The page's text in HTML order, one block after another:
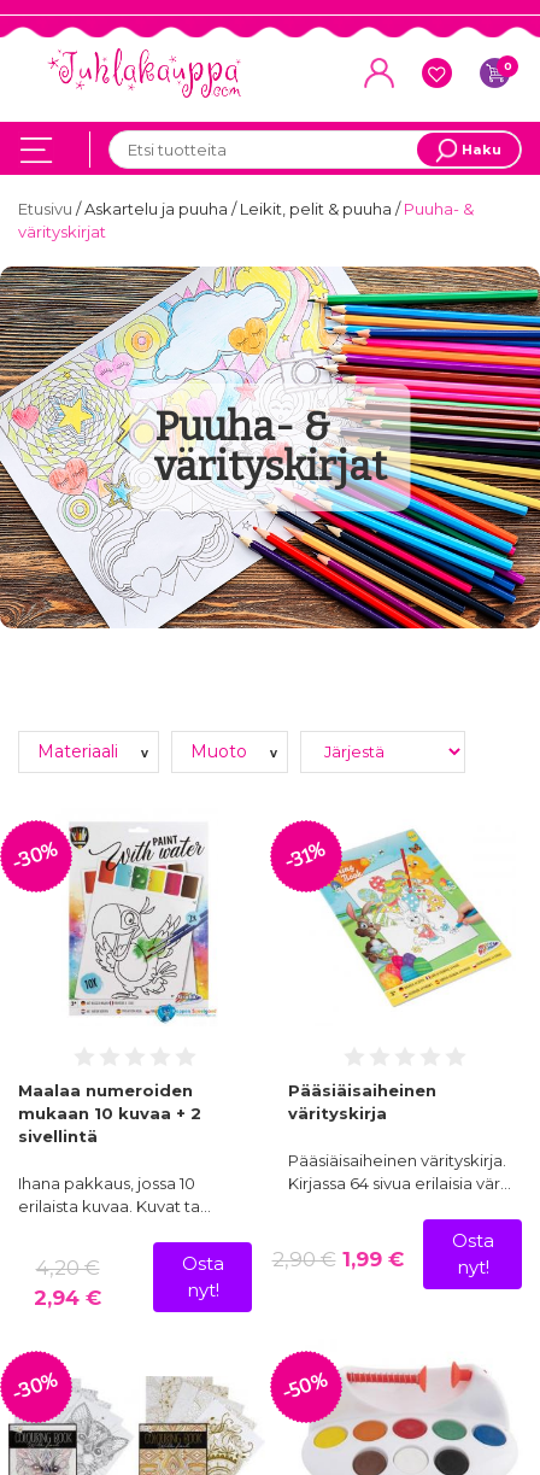
0
Haku
Etusivu /Askartelu ja puuha /Leikit, pelit & puuha /Puuha- &
värityskirjat
Puuha- &
värityskirjat
Materiaali v Muoto v
-30%
Maalaa numeroiden
mukaan 10 kuvaa + 2
sivellintä
Ihana pakkaus, jossa 10
erilaista kuvaa. Kuvat ta…
4,20 €
2,94 €
Osta
nyt!
-31%
Pääsiäisaiheinen
värityskirja
Pääsiäisaiheinen värityskirja.
Kirjassa 64 sivua erilaisia vär…
2,90 €1,99 €
Osta
nyt!
-30% -50%